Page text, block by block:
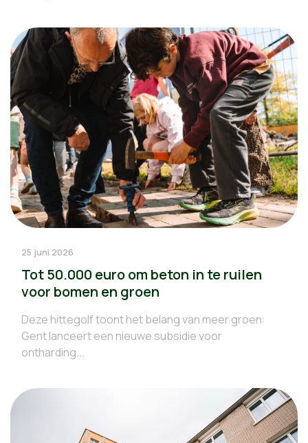
25 juni 2026
Tot 50.000 euro om beton in te ruilen
voor bomen en groen
Deze hittegolf toont het belang van meer groen:
Gent lanceert een nieuwe subsidie voor
ontharding...